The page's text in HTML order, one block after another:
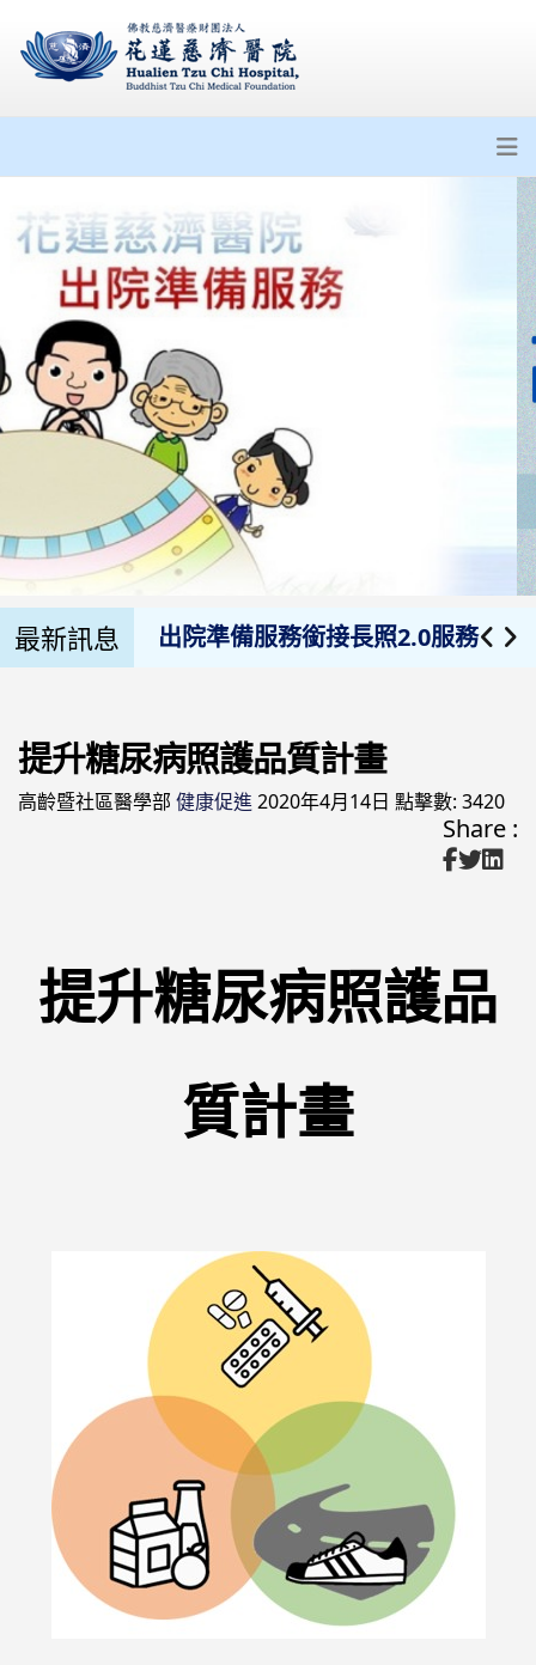
最新訊息
居家照護相關資源
出院準備服務
出院準備服務轉介一覽表
出院準備服務銜接長照2.0服務
111菸害防制宣導訊息
預防衰弱
健康醫院
戒菸門診
提升糖尿病照護品質計畫
高齡暨社區醫學部 健康促進2020年4月14日 點擊數: 3420
Share :
提升糖尿病照護品
質計畫